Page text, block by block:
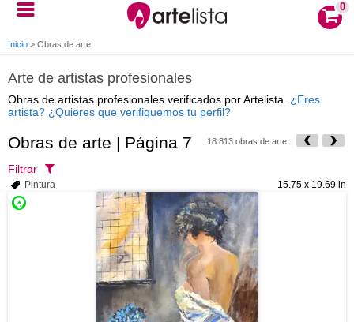
0
Inicio > Obras de arte
Arte de artistas profesionales
Obras de artistas profesionales verificados por Artelista. ¿Eres
artista? ¿Quieres que verifiquemos tu perfil?
Obras de arte | Página 7 18.813 obras de arte
Filtrar
15.75 x 19.69 in
Pintura